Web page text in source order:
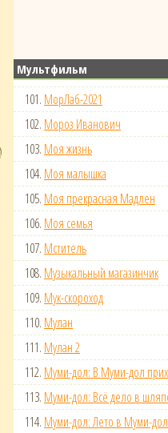
Мультфильм
101. МорЛаб-2021
102. Мороз Иванович
103. Моя жизнь
104. Моя малышка
105. Моя прекрасная Мадлен
106. Моя семья
107. Мститель
108. Музыкальный магазинчик
109. Мук-скороход
110. Мулан
111. Мулан 2
112. Муми-дол: В Муми-дол
113. Муми-дол: Всё дело в
114. Муми-дол: Лето в Муми-